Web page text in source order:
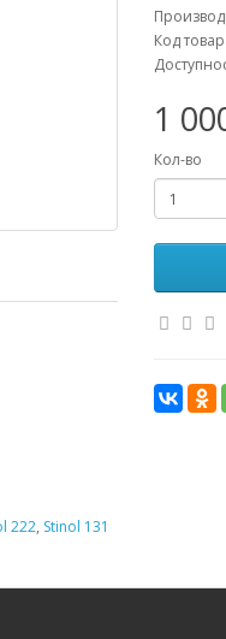
Код
1
Кол-во
222, Stinol 131